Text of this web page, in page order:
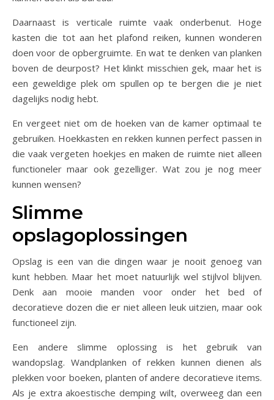
Daarnaast is verticale ruimte vaak onderbenut. Hoge
kasten die tot aan het plafond reiken, kunnen wonderen
doen voor de opbergruimte. En wat te denken van planken
boven de deurpost? Het klinkt misschien gek, maar het is
een geweldige plek om spullen op te bergen die je niet
dagelijks nodig hebt.
En vergeet niet om de hoeken van de kamer optimaal te
gebruiken. Hoekkasten en rekken kunnen perfect passen in
die vaak vergeten hoekjes en maken de ruimte niet alleen
functioneler maar ook gezelliger. Wat zou je nog meer
kunnen wensen?
Slimme
opslagoplossingen
Opslag is een van die dingen waar je nooit genoeg van
kunt hebben. Maar het moet natuurlijk wel stijlvol blijven.
Denk aan mooie manden voor onder het bed of
decoratieve dozen die er niet alleen leuk uitzien, maar ook
functioneel zijn.
Een andere slimme oplossing is het gebruik van
wandopslag. Wandplanken of rekken kunnen dienen als
plekken voor boeken, planten of andere decoratieve items.
Als je extra akoestische demping wilt, overweeg dan een